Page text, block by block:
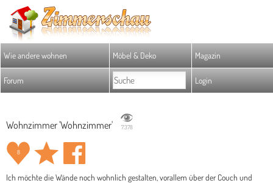
Wie andere wohnen Möbel & Deko Magazin
Forum Login
Wohnzimmer 'Wohnzimmer' 7.378
8
Ich möchte die Wände noch wohnlich gestalten, vorallem über der Couch und